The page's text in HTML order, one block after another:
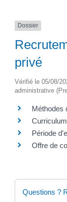
Dossier
privé
Vérifié le 05/08/
administrative
Méthodes
Période
Offre de
Questions ?